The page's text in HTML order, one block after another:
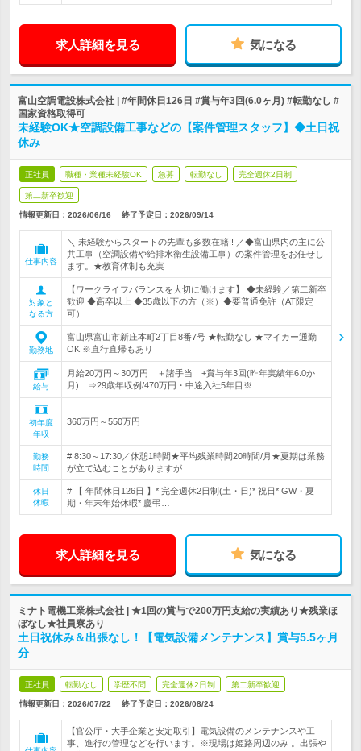
求人詳細を見る 気になる
富山空調電設株式会社 | #年間休日126日 #賞与年3回(6.0ヶ月) #転勤なし #
国家資格取得可
未経験OK★空調設備工事などの【案件管理スタッフ】◆土日祝
休み
正社員 職種・業種未経験OK 急募 転勤なし 完全週休2日制
第二新卒歓迎
情報更新日：2026/06/16 終了予定日： 2026/09/14
仕事内容
＼ 未経験からスタートの先輩も多数在籍!! ／◆富山県内の主に公
共工事（空調設備や給排水衛生設備工事）の案件管理をお任せし
ます。★教育体制も充実
対象と
なる方
【ワークライフバランスを大切に働けます】 ◆未経験／第二新卒
歓迎 ◆高卒以上 ◆35歳以下の方（※）◆要普通免許（AT限定
可）
勤務地
富山県富山市新庄本町2丁目8番7号 ★転勤なし ★マイカー通勤
OK ※直行直帰もあり
給与
月給20万円～30万円 ＋諸手当 +賞与年3回(昨年実績年6.0か
月) ⇒29歳年収例/470万円・中途入社5年目※…
初年度
年収
360万円～550万円
勤務
時間
# 8:30～17:30／休憩1時間★平均残業時間20時間/月★夏期は業務
が立て込むことがありますが…
休日
休暇
# 【 年間休日126日 】* 完全週休2日制(土・日)* 祝日* GW・夏
期・年末年始休暇* 慶弔…
求人詳細を見る 気になる
ミナト電機工業株式会社 | ★1回の賞与で200万円支給の実績あり★残業ほ
ぼなし★社員寮あり
土日祝休み＆出張なし！【電気設備メンテナンス】賞与5.5ヶ月
分
正社員 転勤なし 学歴不問 完全週休2日制 第二新卒歓迎
情報更新日：2026/07/22 終了予定日： 2026/08/24
【官公庁・大手企業と安定取引】電気設備のメンテナンスや工
事、進行の管理などを行います。※現場は姫路周辺のみ 。出張や